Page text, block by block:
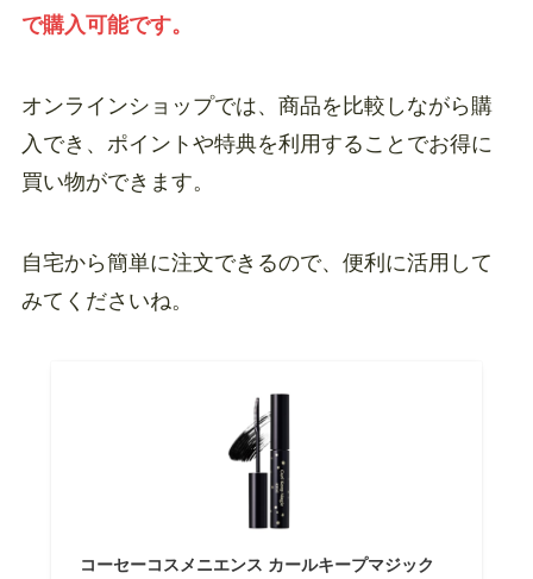
で購入可能です。
オンラインショップでは、商品を比較しながら購
入でき、ポイントや特典を利用することでお得に
買い物ができます。
自宅から簡単に注文できるので、便利に活用して
みてくださいね。
コーセーコスメニエンス カールキープマジック